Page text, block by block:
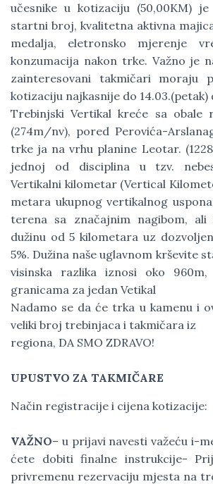
učesnike u kotizaciju (50,00KM)
startni broj, kvalitetna aktivna
medalja, eletronsko mjerenje
konzumacija nakon trke. Važno je
zainteresovani takmičari moraju
kotizaciju najkasnije do 14.03.(petak)
Trebinjski Vertikal kreće sa obale
(274m/nv), pored Perovića-
trke ja na vrhu planine Leotar.
jednoj od disciplina u tzv.
Vertikalni kilometar (Vertical
metara ukupnog vertikalnog
terena sa značajnim nagibom,
dužinu od 5 kilometara uz
5%. Dužina naše uglavnom krševite
visinska razlika iznosi oko
granicama za jedan Vetikal
Nadamo se da će trka u kamenu i
veliki broj trebinjaca i takmičara iz
regiona, DA SMO ZDRAVO!
UPUSTVO ZA TAKMIČARE
Način registracije i cijena kotizacije:
VAŽNO– u prijavi navesti važeću i-
ćete dobiti finalne instrukcije-
privremenu rezervaciju mjesta na